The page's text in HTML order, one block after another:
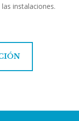
instalaciones.